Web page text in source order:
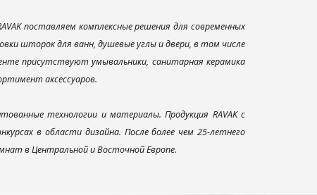
поставляем комплексные решения для современных
шторок для ванн, душевые углы и двери, в том числе
присутствуют умывальники, санитарная керамика
аксессуаров.
технологии и материалы. Продукция RAVAK с
в области дизайна. После более чем 25-летнего
в Центральной и Восточной Европе.